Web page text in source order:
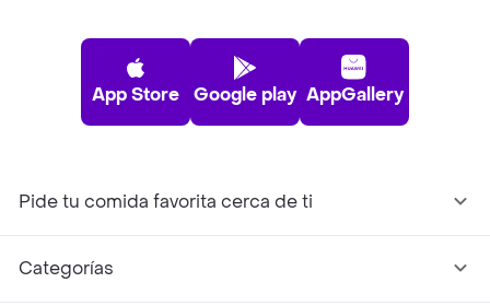
App Store Google play AppGallery
Pide tu comida favorita cerca de ti
Categorías